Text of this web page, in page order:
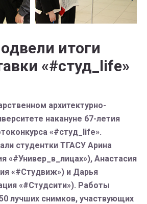
итоги
«#студ_life»
архитектурно-
накануне 67-летия
«#студ_life».
студентки ТГАСУ Арина
«#Универ_в_лицах»), Анастасия
«#Студвиж») и Дарья
«#Студсити»). Работы
лучших снимков, участвующих